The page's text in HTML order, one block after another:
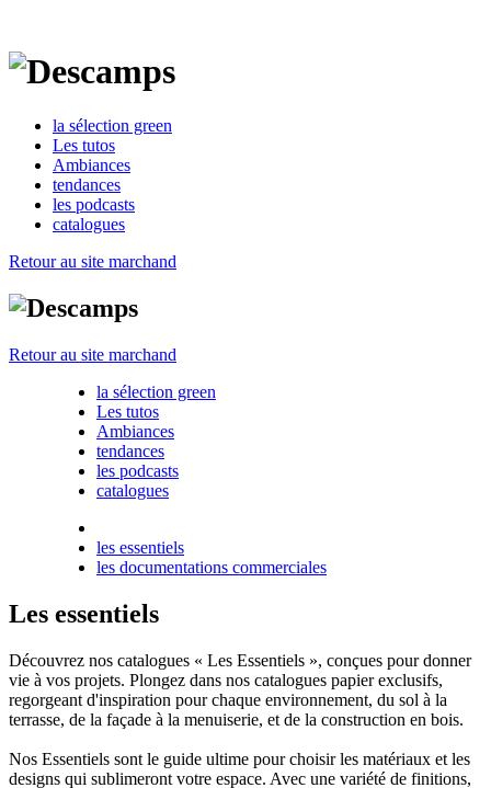
la sélection green
Les tutos
Ambiances
tendances
les podcasts
catalogues
Retour au site marchand
Retour au site marchand
la sélection green
Les tutos
Ambiances
tendances
les podcasts
catalogues
les essentiels
les documentations commerciales
Les essentiels
Découvrez nos catalogues « Les Essentiels », conçues pour donner
vie à vos projets. Plongez dans nos catalogues papier exclusifs,
regorgeant d'inspiration pour chaque environnement, du sol à la
terrasse, de la façade à la menuiserie, et de la construction en bois.
Nos Essentiels sont le guide ultime pour choisir les matériaux et les
designs qui sublimeront votre espace. Avec une variété de finitions,